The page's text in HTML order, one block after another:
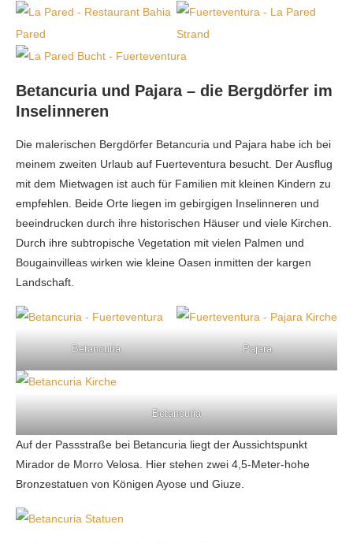
Betancuria und Pajara – die Bergdörfer im
Inselinneren
Die malerischen Bergdörfer Betancuria und Pajara habe ich bei
meinem zweiten Urlaub auf Fuerteventura besucht. Der Ausflug
mit dem Mietwagen ist auch für Familien mit kleinen Kindern zu
empfehlen. Beide Orte liegen im gebirgigen Inselinneren und
beeindrucken durch ihre historischen Häuser und viele Kirchen.
Durch ihre subtropische Vegetation mit vielen Palmen und
Bougainvilleas wirken wie kleine Oasen inmitten der kargen
Landschaft.
Betancuria Pajara
Betancuria
Auf der Passstraße bei Betancuria liegt der Aussichtspunkt
Mirador de Morro Velosa. Hier stehen zwei 4,5-Meter-hohe
Bronzestatuen von Königen Ayose und Giuze.